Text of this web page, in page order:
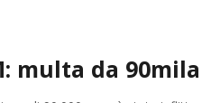
multa da